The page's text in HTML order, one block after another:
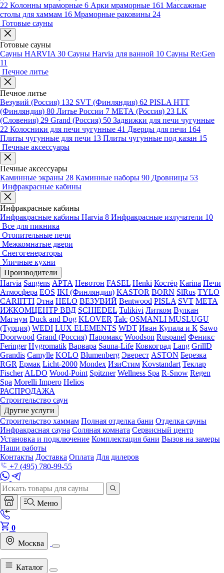
22 Колонны мраморные 6 Арки мраморные 161 Массажные
столы для хаммам 16 Мраморные раковины 24
Готовые сауны
Готовые сауны
Сауны HARVIA 30 Сауны Harvia для ванной 10 Сауны Re:Gen
11
Печное литье
Печное литье
Везувий (Россия) 132 SVT (Финляндия) 62 PISLA HTT
(Финляндия) 80 Литье России 7 МЕТА (Россия) 23 LK
(Словения) 29 Grand (Россия) 50 Задвижки для печи чугунные
22 Колосники для печи чугунные 41 Дверцы для печи 164
Плиты чугунные для печи 13 Плиты чугунные под казан 15
Печные аксессуары
Печные аксессуары
Каминные экраны 28 Каминные наборы 90 Дровницы 53
Инфракрасные кабины
Инфракрасные кабины
Инфракрасные кабины Harvia 8 Инфракрасные излучатели 10
Все для пикника
Отопительные печи
Межкомнатые двери
Снегогенераторы
Уличные кухни
Производители
Harvia Sangens АРТА Невотон FASEL Henki Костёр Karina Печи
Атмосфера EOS IKI (Финляндия) KASTOR BORN SlRus TYLO
CARIITTI Этна HELO ВЕЗУВИЙ Bentwood PISLA SVT МЕТА
ИЖКОМЦЕНТР ВВД SCHIEDEL Tulikivi Литком Вулкан
Магнум Duck and Dog KLOVER Talc OSMANLI MUSLUGU
(Турция) WEDI LUX ELEMENTS WDT Иван Купала и К Sawo
Doorwood Grand (Россия) Паромакс Woodson Ruspanel Феникс
Feringer Hygromatik Варвара Sauna-Life Ковкоград Lang GrillD
Grandis Camylle KOLO Blumenberg Эверест ASTON Березка
RGR Ермак Licht-2000 Mondex ИзиСтим Kovstandart Теклар
Fischer ALDO Wood-Point Spitzner Wellness Spa R-Snow Regen
Spa Morelli Impero Helios
РАСПРОДАЖА
Строительство саун
Другие услуги
Строительство хаммам Полная отделка бани Отделка сауны
Инфракрасная сауна Соляная комната Сервисный центр
Установка и подключение Комплектация бани Вызов на замеры
Наши работы
Контакты Доставка Оплата Для дилеров
+7 (495) 780-99-55
Меню
0
Москва
Каталог